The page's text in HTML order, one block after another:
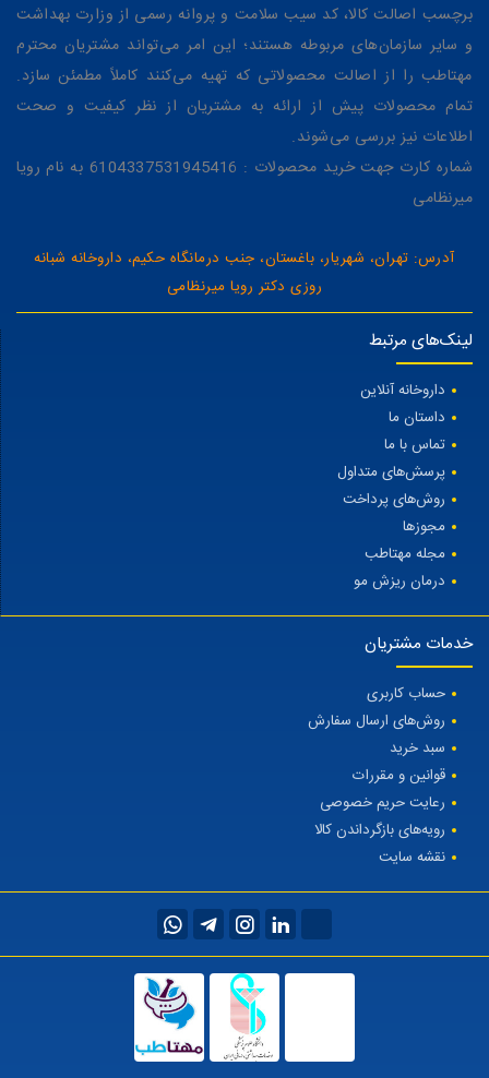
برچسب اصالت کالا، کد سیب سلامت و پروانه رسمی از وزارت بهداشت
و سایر سازمان‌های مربوطه هستند؛ این امر می‌تواند مشتریان محترم
مهتاطب را از اصالت محصولاتی که تهیه می‌کنند کاملاً مطمئن سازد.
تمام محصولات پیش از ارائه به مشتریان از نظر کیفیت و صحت
اطلاعات نیز بررسی می‌شوند.
شماره کارت جهت خرید محصولات : 6104337531945416 به نام رویا
میرنظامی
آدرس: تهران، شهریار، باغستان، جنب درمانگاه حکیم، داروخانه شبانه
روزی دکتر رویا میرنظامی
لینک‌های مرتبط
داروخانه آنلاین
داستان ما
تماس با ما
پرسش‌های متداول
روش‌های پرداخت
مجوزها
مجله مهتاطب
درمان ریزش مو
خدمات مشتریان
حساب کاربری
روش‌های ارسال سفارش
سبد خرید
قوانین و مقررات
رعایت حریم خصوصی
رویه‌های بازگرداندن کالا
نقشه سایت